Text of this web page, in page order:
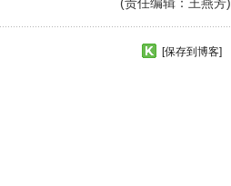
[保存到博客]